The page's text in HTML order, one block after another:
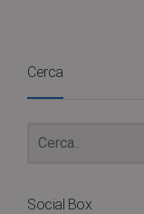
Cerca
Social Box